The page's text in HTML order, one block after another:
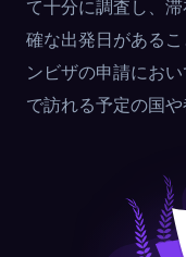
て十分に調査し、
確な出発日がある
ンビザの申請にお
で訪れる予定の国